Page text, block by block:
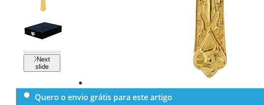
Previous
Next
slide
Quero o envio grátis para este artigo